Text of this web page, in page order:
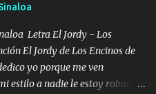
es co...
Letra El Jordy - Los
El Jordy de Los Encinos de
yo porque me ven
estilo a nadie le estoy robando